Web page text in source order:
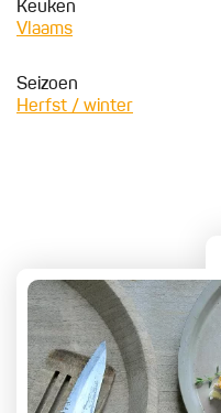
Keuken
Vlaams
Seizoen
Herfst / winter